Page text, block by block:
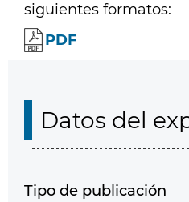
siguientes formatos:
PDF
Datos del
Tipo de publicación